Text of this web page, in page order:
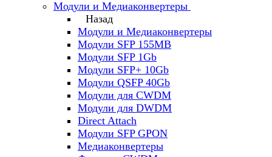
Модули и Медиаконвертеры
Назад
Модули и Медиаконвертеры
Модули SFP 155MB
Модули SFP 1Gb
Модули SFP+ 10Gb
Модули QSFP 40Gb
Модули для CWDM
Модули для DWDM
Direct Attach
Модули SFP GPON
Медиаконвертеры